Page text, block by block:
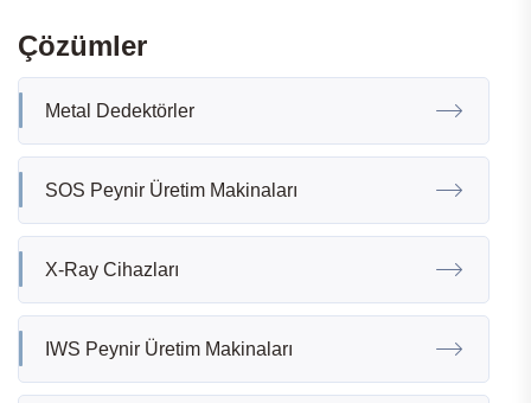
Çözümler
Metal Dedektörler
SOS Peynir Üretim Makinaları
X-Ray Cihazları
IWS Peynir Üretim Makinaları